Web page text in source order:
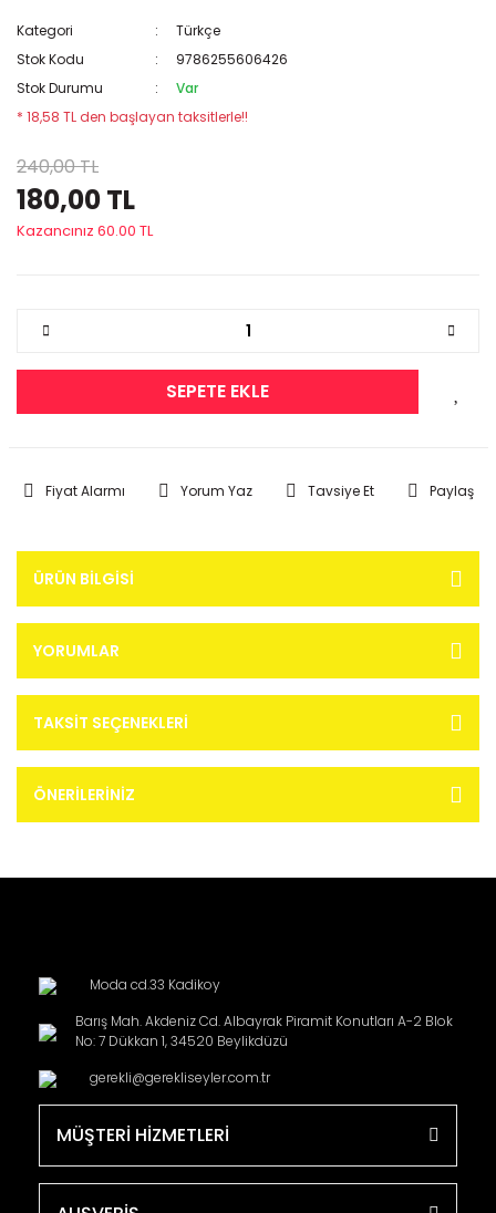
Kategori
Türkçe
Stok Kodu
9786255606426
Stok Durumu
Var
* 18,58 TL den başlayan taksitlerle!!
240,00 TL
180,00 TL
Kazancınız 60.00 TL
SEPETE EKLE
Fiyat Alarmı Yorum Yaz Tavsiye Et Paylaş
ÜRÜN BILGISI
YORUMLAR
TAKSIT SEÇENEKLERI
ÖNERILERINIZ
Moda cd.33 Kadikoy
Barış Mah. Akdeniz Cd. Albayrak Piramit Konutları A-2 Blok
No: 7 Dükkan 1, 34520 Beylikdüzü
gerekli@gerekliseyler.com.tr
MÜŞTERİ HİZMETLERİ